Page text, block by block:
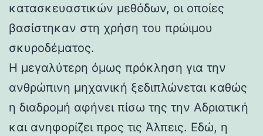
κατασκευαστικών μεθόδων, οι οποίες
βασίστηκαν στη χρήση του πρώιμου
σκυροδέματος.
Η μεγαλύτερη όμως πρόκληση για την
ανθρώπινη μηχανική ξεδιπλώνεται καθώς
η διαδρομή αφήνει πίσω της την Αδριατική
και ανηφορίζει προς τις Άλπεις. Εδώ, η